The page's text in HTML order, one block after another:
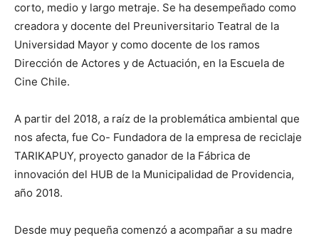
corto, medio y largo metraje. Se ha desempeñado como
creadora y docente del Preuniversitario Teatral de la
Universidad Mayor y como docente de los ramos
Dirección de Actores y de Actuación, en la Escuela de
Cine Chile.
A partir del 2018, a raíz de la problemática ambiental que
nos afecta, fue Co- Fundadora de la empresa de reciclaje
TARIKAPUY, proyecto ganador de la Fábrica de
innovación del HUB de la Municipalidad de Providencia,
año 2018.
Desde muy pequeña comenzó a acompañar a su madre